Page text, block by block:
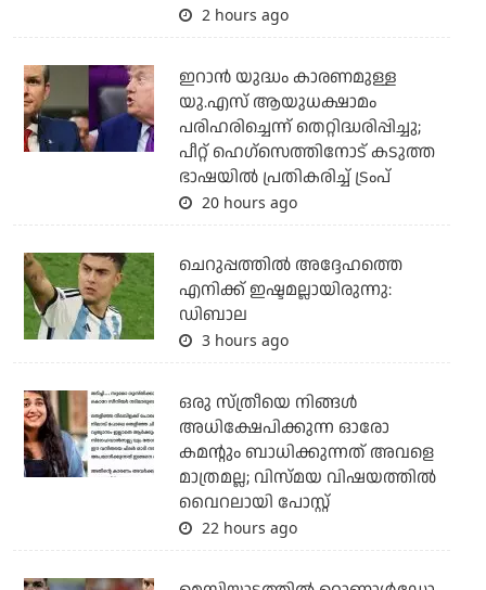
2 hours ago
ഇറാന്‍ യുദ്ധം കാരണമുള്ള
യു.എസ് ആയുധക്ഷാമം
പരിഹരിച്ചെന്ന് തെറ്റിദ്ധരിപ്പിച്ചു;
പീറ്റ് ഹെഗ്‌സെത്തിനോട് കടുത്ത
ഭാഷയില്‍ പ്രതികരിച്ച് ട്രംപ്
20 hours ago
ചെറുപ്പത്തില്‍ അദ്ദേഹത്തെ
എനിക്ക് ഇഷ്ടമല്ലായിരുന്നു:
ഡിബാല
3 hours ago
ഒരു സ്ത്രീയെ നിങ്ങള്‍
അധിക്ഷേപിക്കുന്ന ഓരോ
കമന്റും ബാധിക്കുന്നത് അവളെ
മാത്രമല്ല; വിസ്മയ വിഷയത്തില്‍
വൈറലായി പോസ്റ്റ്
22 hours ago